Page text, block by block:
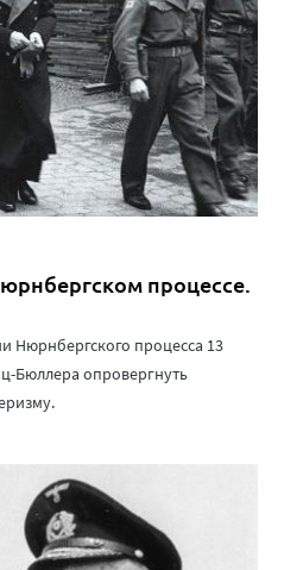
процессе.
Нюрнбергского процесса 13
Бюллера опровергнуть